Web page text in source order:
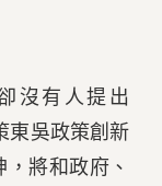
有人提出
東吳政策創新
將和政府、